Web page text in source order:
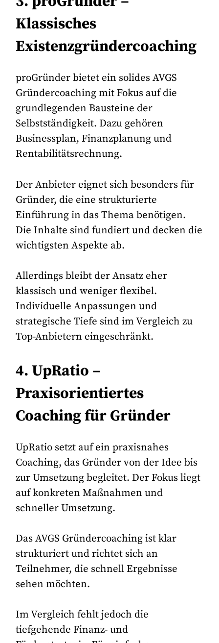
Klassisches
Existenzgründercoaching
proGründer bietet ein solides AVGS
Gründercoaching mit Fokus auf die
grundlegenden Bausteine der
Selbstständigkeit. Dazu gehören
Businessplan, Finanzplanung und
Rentabilitätsrechnung.
Der Anbieter eignet sich besonders für
Gründer, die eine strukturierte
Einführung in das Thema benötigen.
Die Inhalte sind fundiert und decken die
wichtigsten Aspekte ab.
Allerdings bleibt der Ansatz eher
klassisch und weniger flexibel.
Individuelle Anpassungen und
strategische Tiefe sind im Vergleich zu
Top-Anbietern eingeschränkt.
4. UpRatio –
Praxisorientiertes
Coaching für Gründer
UpRatio setzt auf ein praxisnahes
Coaching, das Gründer von der Idee bis
zur Umsetzung begleitet. Der Fokus liegt
auf konkreten Maßnahmen und
schneller Umsetzung.
Das AVGS Gründercoaching ist klar
strukturiert und richtet sich an
Teilnehmer, die schnell Ergebnisse
sehen möchten.
Im Vergleich fehlt jedoch die
tiefgehende Finanz- und